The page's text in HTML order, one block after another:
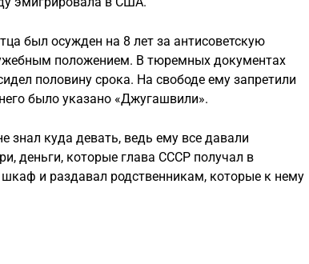
был осужден на 8 лет за антисоветскую
положением. В тюремных документах
половину срока. На свободе ему запретили
было указано «Джугашвили».
знал куда девать, ведь ему все давали
деньги, которые глава СССР получал в
и раздавал родственникам, которые к нему